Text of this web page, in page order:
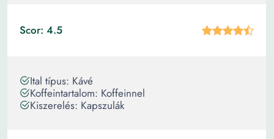
Scor: 4.5
Ital típus: Kávé
Koffeintartalom: Koffeinnel
Kiszerelés: Kapszulák